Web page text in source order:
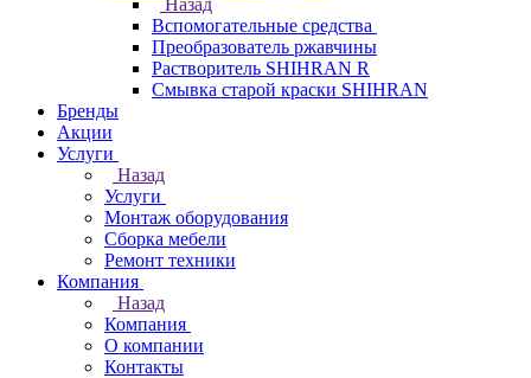
Назад
Вспомогательные средства
Преобразователь ржавчины
Растворитель SHIHRAN R
Смывка старой краски SHIHRAN
Бренды
Акции
Услуги
Назад
Услуги
Монтаж оборудования
Сборка мебели
Ремонт техники
Компания
Назад
Компания
О компании
Контакты